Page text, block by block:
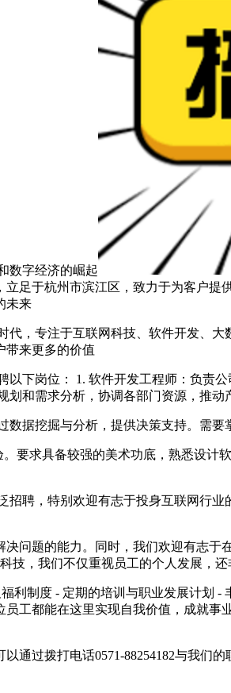
数字经济的崛起
足于杭州市滨江区，致力于为客户
未来
，专注于互联网科技、软件开发、
带来更多的价值
下岗位： 1. 软件开发工程师：负责
划和需求分析，协调各部门资源，推动
据挖掘与分析，提供决策支持。需
要求具备较强的美术功底，熟悉设计
聘，特别欢迎有志于投身互联网行
问题的能力。同时，我们欢迎有志
技，我们不仅重视员工的个人发展，
利制度 - 定期的培训与职业发展计划
工都能在这里实现自我价值，成就
通过拨打电话0571-88254182与我们